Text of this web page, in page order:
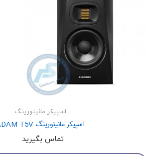
اسپیکر مانیتورینگ
اسپیکر مانیتورینگ ADAM T5V
تماس بگیرید